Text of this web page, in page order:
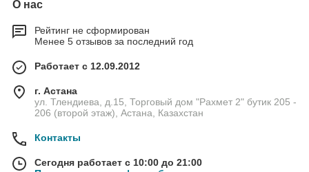
О нас
Рейтинг не сформирован
Менее 5 отзывов за последний год
Работает с 12.09.2012
г. Астана
ул. Тлендиева, д.15, Торговый дом "Рахмет 2" бутик 205 -
206 (второй этаж), Астана, Казахстан
Контакты
Сегодня работает с 10:00 до 21:00